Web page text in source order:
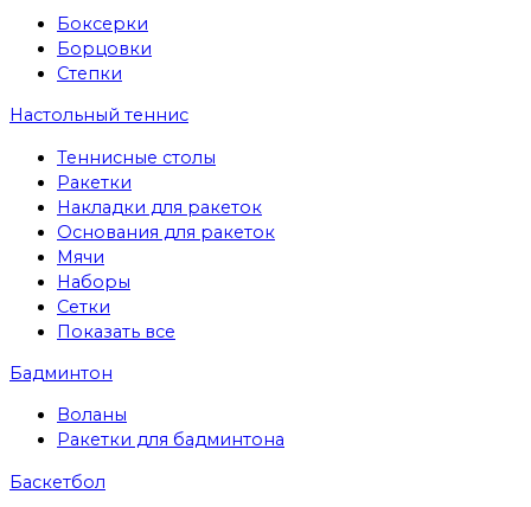
Боксерки
Борцовки
Степки
Настольный теннис
Теннисные столы
Ракетки
Накладки для ракеток
Основания для ракеток
Мячи
Наборы
Сетки
Показать все
Бадминтон
Воланы
Ракетки для бадминтона
Баскетбол